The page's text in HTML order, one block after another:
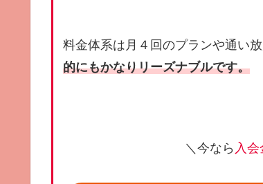
料金体系は月４回のプランや通い
的にもかなりリーズナブルです。
＼今なら 入